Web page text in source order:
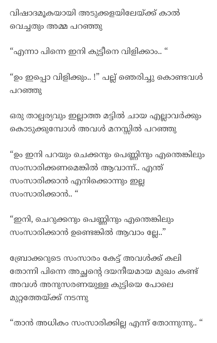
വിഷാദമൂകയായി അടുക്കളയിലേയ്ക്ക് കാൽ
വെച്ചതും അമ്മ പറഞ്ഞു
“എന്നാ പിന്നെ ഇനി കുട്ടീനെ വിളിക്കാം.. “
“ഉം ഇപ്പൊ വിളിക്കും.. !” പല്ല് ഞെരിച്ചു കൊണ്ടവൾ
പറഞ്ഞു
ഒരു താല്പര്യവും ഇല്ലാത്ത മട്ടിൽ ചായ എല്ലാവർക്കും
കൊടുക്കുമ്പോൾ അവൾ മനസ്സിൽ പറഞ്ഞു
“ഉം ഇനി പറയും ചെക്കനും പെണ്ണിനും എന്തെങ്കിലും
സംസാരിക്കണമെങ്കിൽ ആവാന്ന്.. എന്ത്
സംസാരിക്കാൻ എനിക്കൊന്നും ഇല്ല
സംസാരിക്കാൻ.. “
“ഇനി, ചെറുക്കനും പെണ്ണിനും എന്തെങ്കിലും
സംസാരിക്കാൻ ഉണ്ടെങ്കിൽ ആവാം ല്ലേ..”
ബ്രോക്കറുടെ സംസാരം കേട്ട് അവൾക്ക് കലി
തോന്നി പിന്നെ അച്ഛന്റെ ദയനീയമായ മുഖം കണ്ട്
അവൾ അനുസരണയുള്ള കുട്ടിയെ പോലെ
മുറ്റത്തേയ്ക്ക് നടന്നു
“താൻ അധികം സംസാരിക്കില്ല എന്ന് തോന്നുന്നു.. “